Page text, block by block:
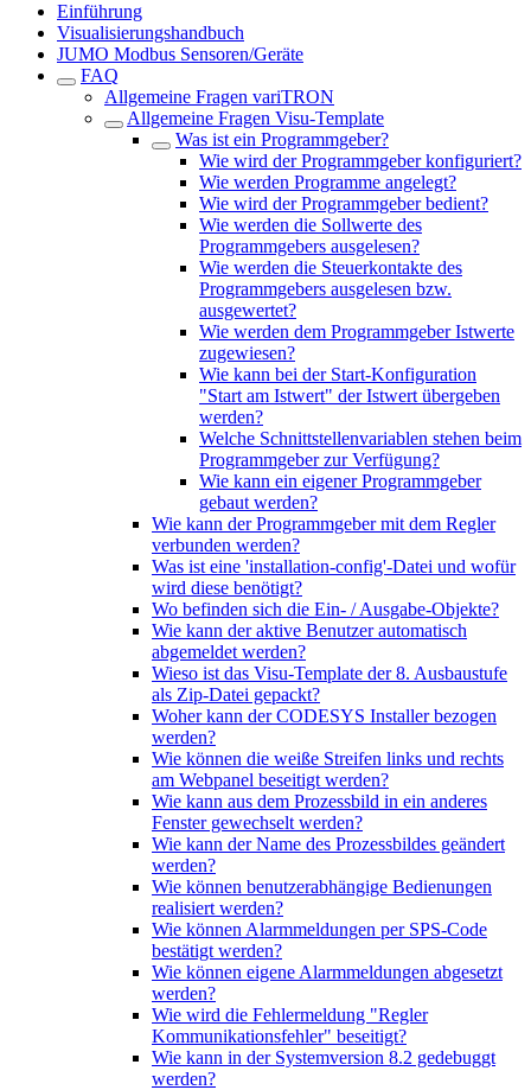
Einführung
Visualisierungshandbuch
JUMO Modbus Sensoren/Geräte
FAQ
Allgemeine Fragen variTRON
Allgemeine Fragen Visu-Template
Was ist ein Programmgeber?
Wie wird der Programmgeber konfiguriert?
Wie werden Programme angelegt?
Wie wird der Programmgeber bedient?
Wie werden die Sollwerte des
Programmgebers ausgelesen?
Wie werden die Steuerkontakte des
Programmgebers ausgelesen bzw.
ausgewertet?
Wie werden dem Programmgeber Istwerte
zugewiesen?
Wie kann bei der Start-Konfiguration
"Start am Istwert" der Istwert übergeben
werden?
Welche Schnittstellenvariablen stehen beim
Programmgeber zur Verfügung?
Wie kann ein eigener Programmgeber
gebaut werden?
Wie kann der Programmgeber mit dem Regler
verbunden werden?
Was ist eine 'installation-config'-Datei und wofür
wird diese benötigt?
Wo befinden sich die Ein- / Ausgabe-Objekte?
Wie kann der aktive Benutzer automatisch
abgemeldet werden?
Wieso ist das Visu-Template der 8. Ausbaustufe
als Zip-Datei gepackt?
Woher kann der CODESYS Installer bezogen
werden?
Wie können die weiße Streifen links und rechts
am Webpanel beseitigt werden?
Wie kann aus dem Prozessbild in ein anderes
Fenster gewechselt werden?
Wie kann der Name des Prozessbildes geändert
werden?
Wie können benutzerabhängige Bedienungen
realisiert werden?
Wie können Alarmmeldungen per SPS-Code
bestätigt werden?
Wie können eigene Alarmmeldungen abgesetzt
werden?
Wie wird die Fehlermeldung "Regler
Kommunikationsfehler" beseitigt?
Wie kann in der Systemversion 8.2 gedebuggt
werden?